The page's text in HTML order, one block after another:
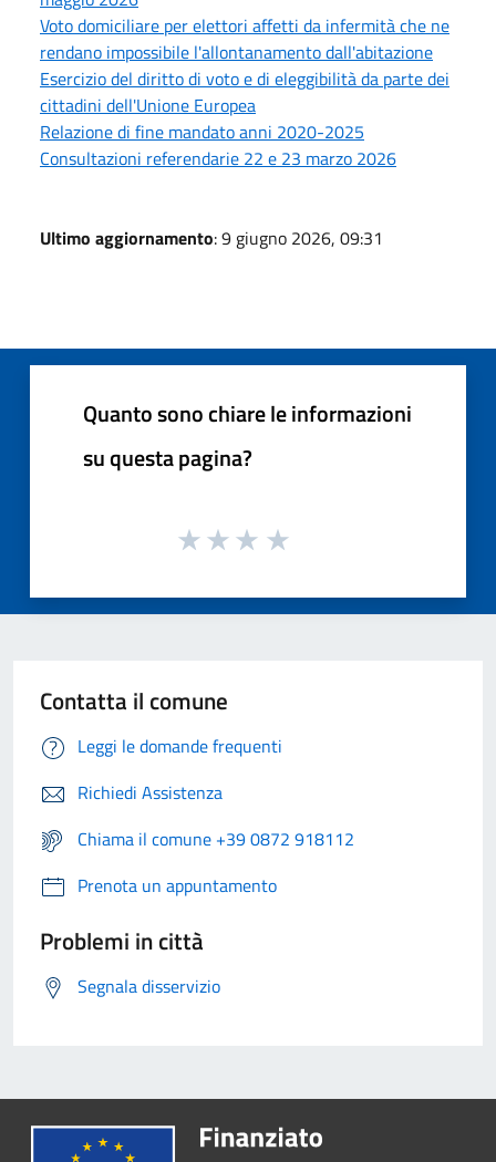
Voto domiciliare per elettori affetti da infermità che ne
rendano impossibile l'allontanamento dall'abitazione
Esercizio del diritto di voto e di eleggibilità da parte dei
cittadini dell'Unione Europea
Relazione di fine mandato anni 2020-2025
Consultazioni referendarie 22 e 23 marzo 2026
Ultimo aggiornamento: 9 giugno 2026, 09:31
Quanto sono chiare le informazioni
su questa pagina?
Contatta il comune
Leggi le domande frequenti
Richiedi Assistenza
Chiama il comune +39 0872 918112
Prenota un appuntamento
Problemi in città
Segnala disservizio